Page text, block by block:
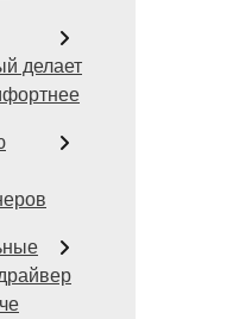
делает